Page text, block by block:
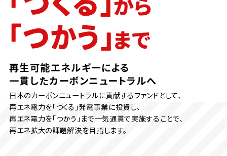
再生可能エネルギーによる
一貫したカーボンニュートラルへ
日本のカーボンニュートラルに貢献するファンドとして、
再エネ電力を「つくる」発電事業に投資し、
再エネ電力を「つかう」まで一気通貫で実施することで、
再エネ拡大の課題解決を目指します。